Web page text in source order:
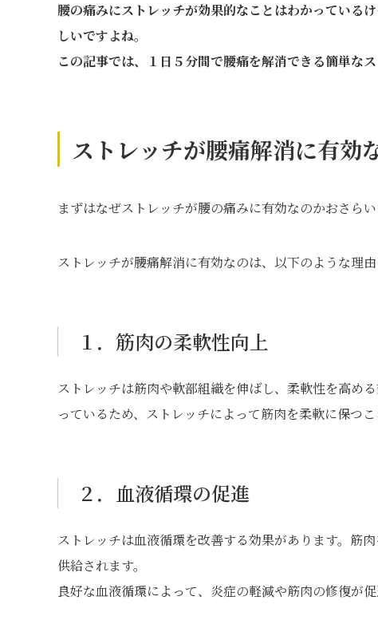
腰の痛みにストレッチが効果的なことはわかっている
しいですよね。
この記事では、１日５分間で腰痛を解消できる簡単なス
ストレッチが腰痛解消に有効
まずはなぜストレッチが腰の痛みに有効なのかおさらい
ストレッチが腰痛解消に有効なのは、以下のような理由
１．筋肉の柔軟性向上
ストレッチは筋肉や軟部組織を伸ばし、柔軟性を高め
っているため、ストレッチによって筋肉を柔軟に保つ
２．血液循環の促進
ストレッチは血液循環を改善する効果があります。筋
供給されます。
良好な血液循環によって、炎症の軽減や筋肉の修復が